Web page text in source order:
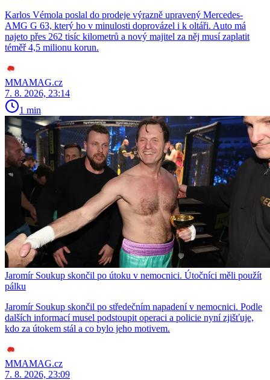
Karlos Vémola poslal do prodeje výrazně upravený Mercedes-
AMG G 63, který ho v minulosti doprovázel i k oltáři. Auto má
najeto přes 262 tisíc kilometrů a nový majitel za něj musí zaplatit
téměř 4,5 milionu korun.
MMAMAG.cz
7. 8. 2026, 23:14
1 min
Jaromír Soukup skončil po útoku v nemocnici. Útočníci měli použít
pálku
Jaromír Soukup skončil po středečním napadení v nemocnici. Podle
dalších informací musel podstoupit operaci a policie nyní zjišťuje,
kdo za útokem stál a co bylo jeho motivem.
MMAMAG.cz
7. 8. 2026, 23:09